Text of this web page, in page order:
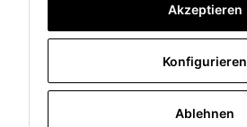
Akzeptieren
Konfigurieren
Ablehnen